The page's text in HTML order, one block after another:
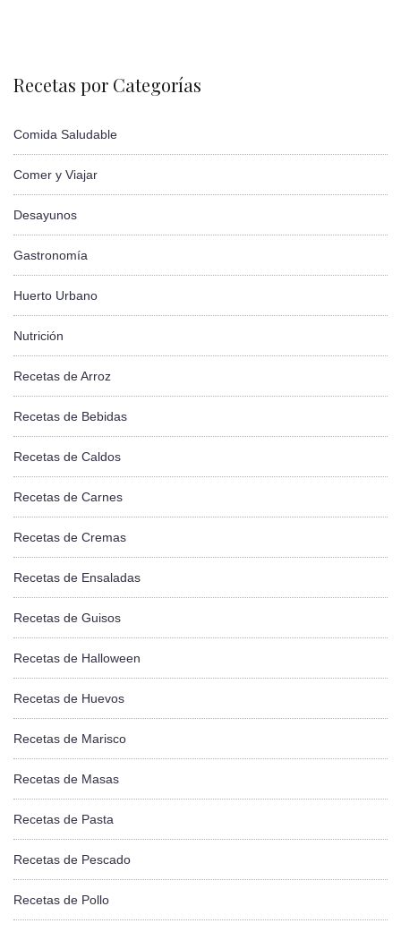
Recetas por Categorías
Comida Saludable
Comer y Viajar
Desayunos
Gastronomía
Huerto Urbano
Nutrición
Recetas de Arroz
Recetas de Bebidas
Recetas de Caldos
Recetas de Carnes
Recetas de Cremas
Recetas de Ensaladas
Recetas de Guisos
Recetas de Halloween
Recetas de Huevos
Recetas de Marisco
Recetas de Masas
Recetas de Pasta
Recetas de Pescado
Recetas de Pollo